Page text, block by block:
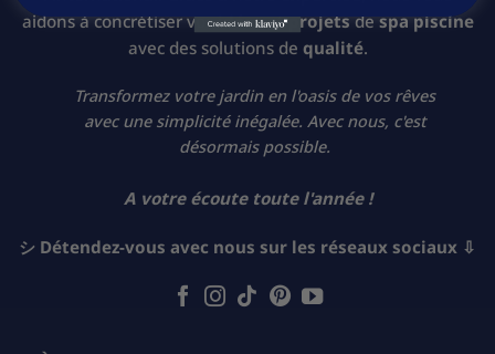
aidons à concrétiser vosidéesetprojetsdespa piscine
avec des solutions de qualité.
Transformez votre jardin en l'oasis de vos rêves
avec une simplicité inégalée. Avec nous, c'est
désormais possible.
A votre écoute toute l'année !
シ Détendez-vous avec nous sur les réseaux sociaux ⇩